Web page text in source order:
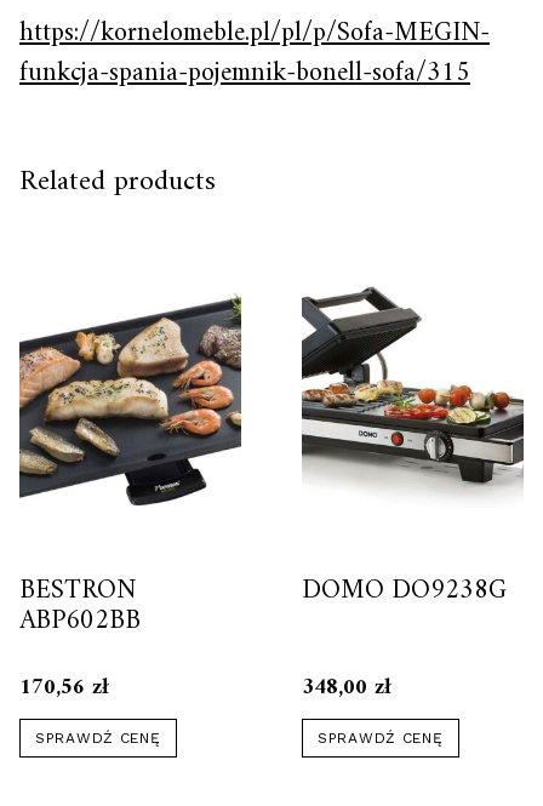
https://kornelomeble.pl/pl/p/Sofa-MEGIN-
funkcja-spania-pojemnik-bonell-sofa/315
Related products
BESTRON
ABP602BB
170,56 zł
SPRAWDŹ CENĘ
DOMO DO9238G
348,00 zł
SPRAWDŹ CENĘ